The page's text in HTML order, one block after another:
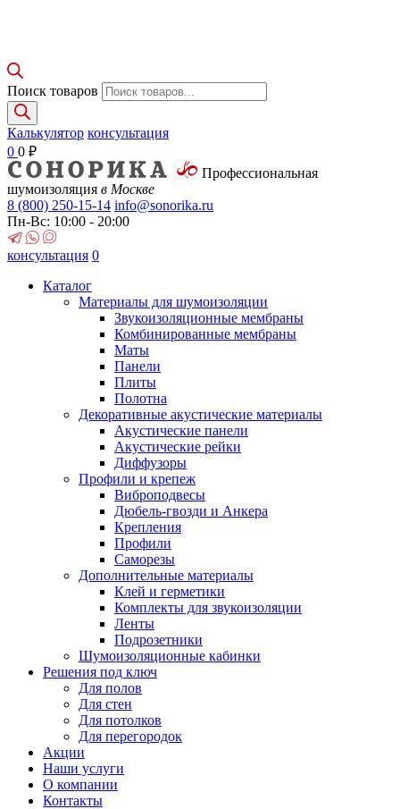
Поиск товаров
Калькулятор консультация
0 0 ₽
Профессиональная
шумоизоляция в Москве
8 (800) 250-15-14 info@sonorika.ru
Пн-Вс: 10:00 - 20:00
консультация 0
Каталог
Материалы для шумоизоляции
Звукоизоляционные мембраны
Комбинированные мембраны
Маты
Панели
Плиты
Полотна
Декоративные акустические материалы
Акустические панели
Акустические рейки
Диффузоры
Профили и крепеж
Виброподвесы
Дюбель-гвозди и Анкера
Крепления
Профили
Саморезы
Дополнительные материалы
Клей и герметики
Комплекты для звукоизоляции
Ленты
Подрозетники
Шумоизоляционные кабинки
Решения под ключ
Для полов
Для стен
Для потолков
Для перегородок
Акции
Наши услуги
О компании
Контакты